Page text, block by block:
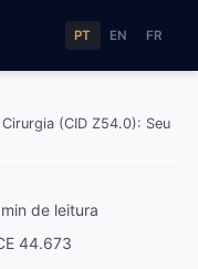
PT EN FR
(CID Z54.0): Seu
min de leitura
44.673